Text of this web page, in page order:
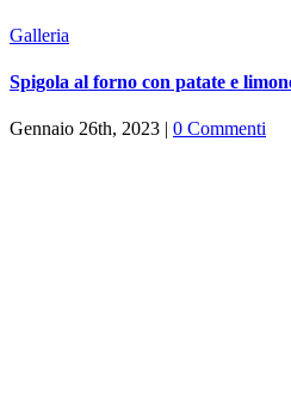
Galleria
Spigola al forno con patate e
Gennaio 26th, 2023 | 0 Commenti